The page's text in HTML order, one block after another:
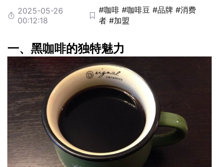
2025-05-26
00:12:18
#咖啡 #咖啡豆 #品牌 #消费
者 #加盟
一、黑咖啡的独特魅力